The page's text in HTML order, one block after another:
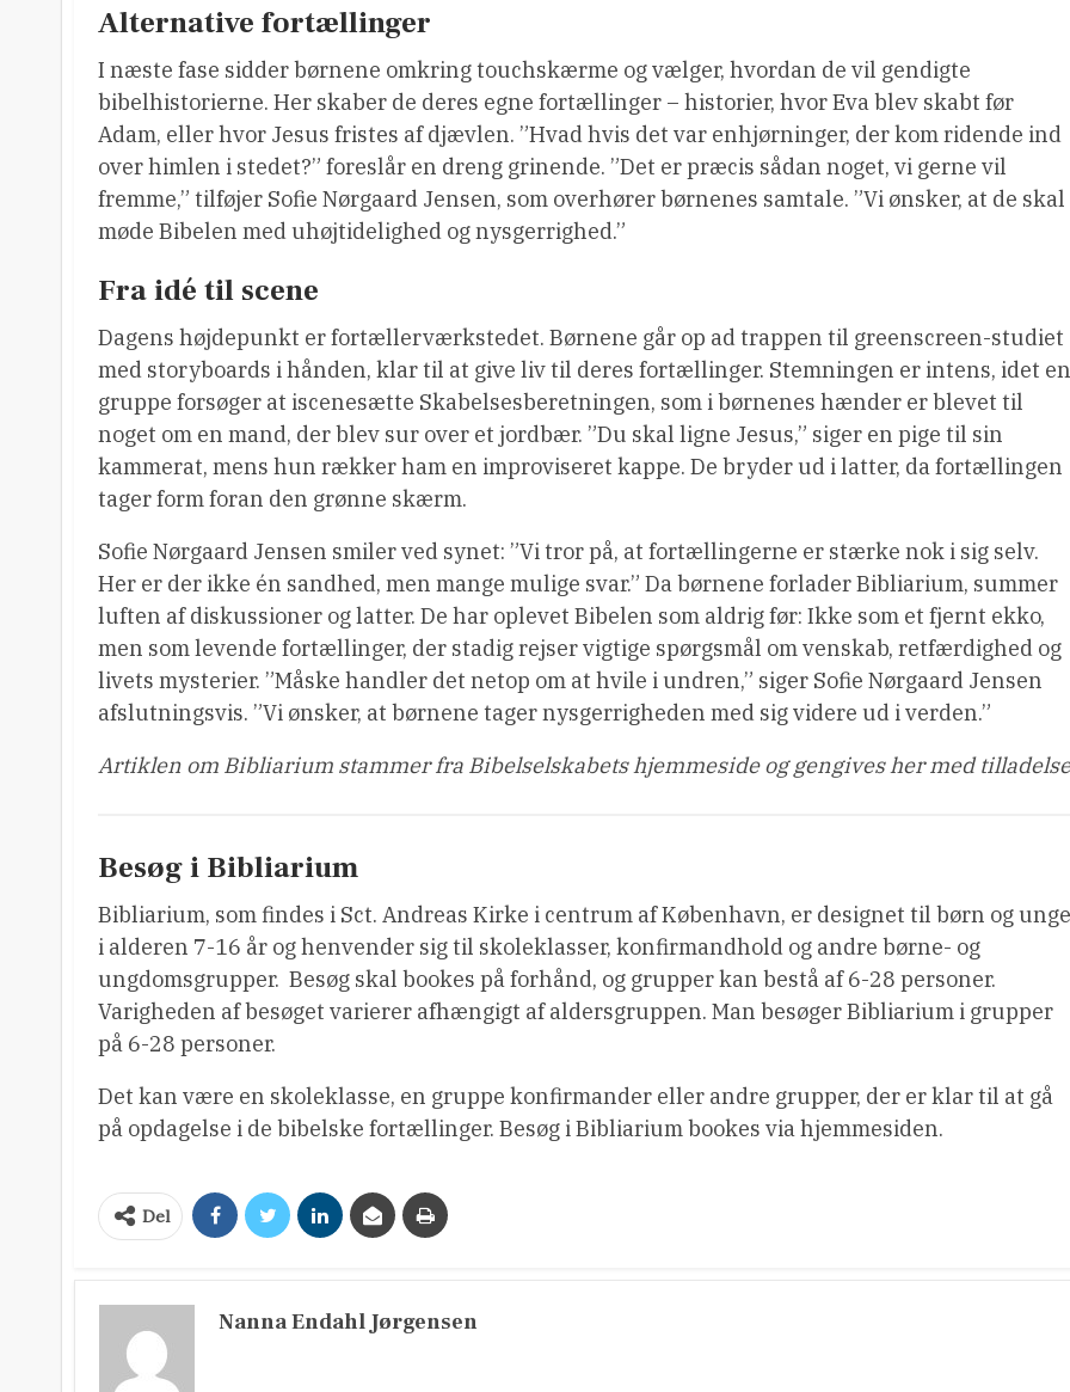
Alternative fortællinger
I næste fase sidder børnene omkring touchskærme og vælger, hvordan de vil gendigte
bibelhistorierne. Her skaber de deres egne fortællinger – historier, hvor Eva blev skabt før
Adam, eller hvor Jesus fristes af djævlen. ”Hvad hvis det var enhjørninger, der kom ridende ind
over himlen i stedet?” foreslår en dreng grinende. ”Det er præcis sådan noget, vi gerne vil
fremme,” tilføjer Sofie Nørgaard Jensen, som overhører børnenes samtale. ”Vi ønsker, at de skal
møde Bibelen med uhøjtidelighed og nysgerrighed.”
Fra idé til scene
Dagens højdepunkt er fortællerværkstedet. Børnene går op ad trappen til greenscreen-studiet
med storyboards i hånden, klar til at give liv til deres fortællinger. Stemningen er intens, idet en
gruppe forsøger at iscenesætte Skabelsesberetningen, som i børnenes hænder er blevet til
noget om en mand, der blev sur over et jordbær. ”Du skal ligne Jesus,” siger en pige til sin
kammerat, mens hun rækker ham en improviseret kappe. De bryder ud i latter, da fortællingen
tager form foran den grønne skærm.
Sofie Nørgaard Jensen smiler ved synet: ”Vi tror på, at fortællingerne er stærke nok i sig selv.
Her er der ikke én sandhed, men mange mulige svar.” Da børnene forlader Bibliarium, summer
luften af diskussioner og latter. De har oplevet Bibelen som aldrig før: Ikke som et fjernt ekko,
men som levende fortællinger, der stadig rejser vigtige spørgsmål om venskab, retfærdighed og
livets mysterier. ”Måske handler det netop om at hvile i undren,” siger Sofie Nørgaard Jensen
afslutningsvis. ”Vi ønsker, at børnene tager nysgerrigheden med sig videre ud i verden.”
Artiklen om Bibliarium stammer fra Bibelselskabets hjemmeside og gengives her med
Besøg i Bibliarium
Bibliarium, som findes i Sct. Andreas Kirke i centrum af København, er designet til børn og unge
i alderen 7-16 år og henvender sig til skoleklasser, konfirmandhold og andre børne- og
ungdomsgrupper. ​ Besøg skal bookes på forhånd, og grupper kan bestå af 6-28 personer.
Varigheden af besøget varierer afhængigt af aldersgruppen. Man besøger Bibliarium i grupper
på 6-28 personer.
Det kan være en skoleklasse, en gruppe konfirmander eller andre grupper, der er klar til at gå
på opdagelse i de bibelske fortællinger. Besøg i Bibliarium bookes via hjemmesiden.
Del
Nanna Endahl Jørgensen